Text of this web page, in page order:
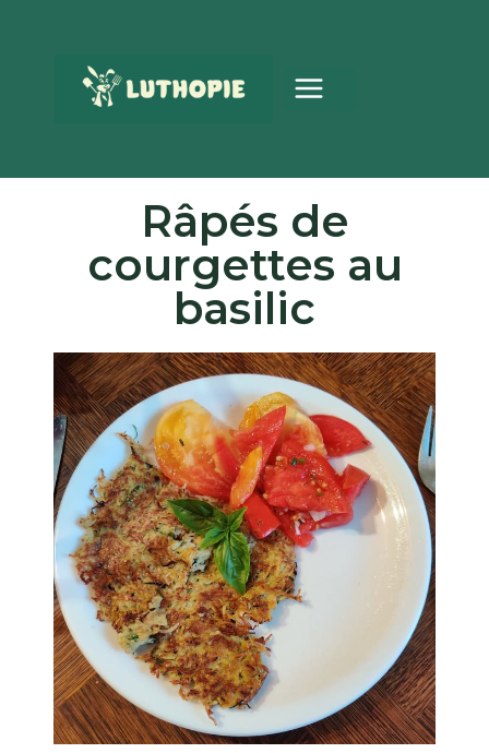
Râpés de
courgettes au
basilic